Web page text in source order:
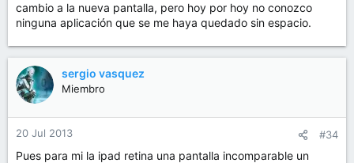
cambio a la nueva pantalla, pero hoy por hoy no conozco
ninguna aplicación que se me haya quedado sin espacio.
sergio vasquez
Miembro
20 Jul 2013 #34
Pues para mi la ipad retina una pantalla incomparable un